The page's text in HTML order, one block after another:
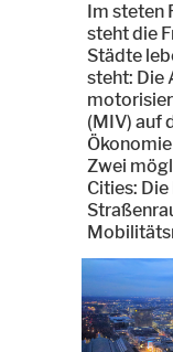
Im steten
steht die
Städte
steht: Die
(MIV) auf
Zwei
Cities: